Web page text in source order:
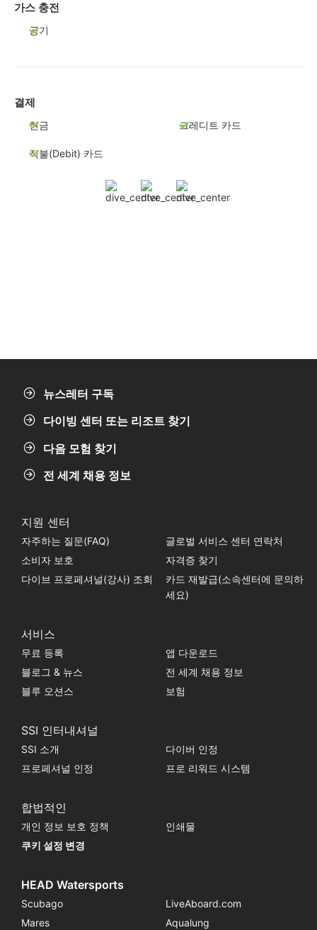
가스 충전
공기
결제
현금 크레디트 카드
직불(Debit) 카드
뉴스레터 구독
다이빙 센터 또는 리조트 찾기
다음 모험 찾기
전 세계 채용 정보
지원 센터
자주하는 질문(FAQ)
글로벌 서비스 센터 연락처
소비자 보호
자격증 찾기
다이브 프로페셔널(강사) 조회
카드 재발급(소속센터에 문의하
세요)
서비스
무료 등록
앱 다운로드
블로그 & 뉴스
전 세계 채용 정보
블루 오션스
보험
SSI 인터내셔널
SSI 소개
다이버 인정
프로페셔널 인정
프로 리워드 시스템
합법적인
개인 정보 보호 정책
인쇄물
쿠키 설정 변경
HEAD Watersports
Scubago
LiveAboard.com
Mares
Aqualung